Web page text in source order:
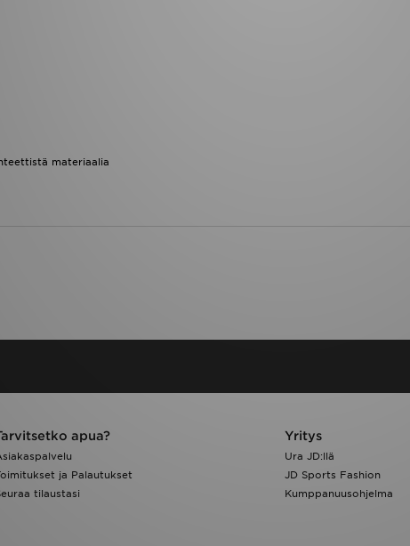
materiaalia
apua?
ja Palautukset
tilaustasi
Yritys
Ura JD:llä
JD Sports Fashion
Kumppanuusohjelma